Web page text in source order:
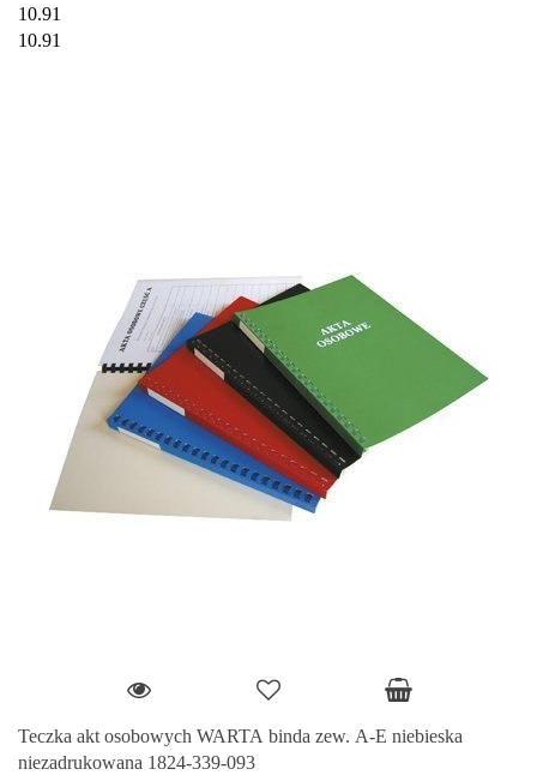
10.91
10.91
Teczka akt osobowych WARTA binda zew. A-E niebieska
niezadrukowana 1824-339-093